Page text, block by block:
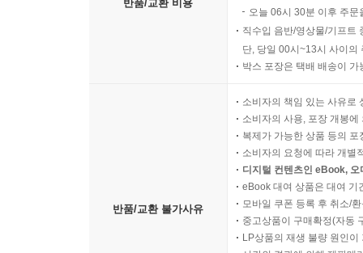
반품/교환 비용
오늘 06시 30분 이후 주
직수입 음반/영상물/기프트
단, 당일 00시~13시 사이의
박스 포장은 택배 배송이
반품/교환 불가사유
소비자의 책임 있는 사유로
소비자의 사용, 포장 개봉
복제가 가능한 상품 등의
소비자의 요청에 따라 개별
디지털 컨텐츠인 eBook,
eBook 대여 상품은 대여 기
모바일 쿠폰 등록 후 취소/
중고상품이 구매확정(자동
LP상품의 재생 불량 원인